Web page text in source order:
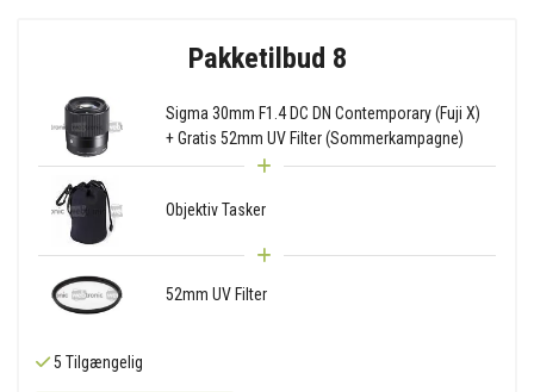
Pakketilbud 8
Sigma 30mm F1.4 DC DN Contemporary (Fuji X)
+ Gratis 52mm UV Filter (Sommerkampagne)
Objektiv Tasker
52mm UV Filter
5 Tilgængelig